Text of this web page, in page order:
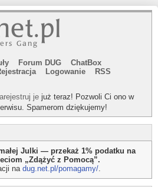
Forum DUG
ChatBox
Logowanie
RSS
je już teraz! Pozwoli Ci ono w
Spamerom dziękujemy!
Julki — przekaż 1% podatku na
„Zdążyć z Pomocą”.
na dug.net.pl/pomagamy/.